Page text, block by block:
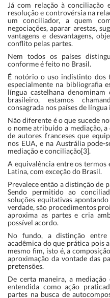
Já com relação à conciliação
resolução e controvérsia na
um conciliador, a quem
negociações, aparar arestas,
vantagens e desvantagens,
conflito pelas partes.
Nem todos os países
conforme é feito no Brasil.
É notório o uso indistinto dos
especialmente na bibliografia
língua castelhana
brasileiro, estamos
consagrada nos países de língua
Não diferente é o que sucede
o nome atribuído a mediação,
de autores franceses que
nos EUA, e na Austrália pode-
mediação e conciliação[3].
A equivalência entre os termos
Latina, com exceção do Brasil.
Prevalece então a distinção de
Sendo permitido ao
soluções equitativas
verdade, são procedimentos
aproxima as partes e cria
possível acordo.
No fundo, a distinção
acadêmica do que prática pois
mesmo fim, isto é, a
aproximação da vontade das
pretensões.
De certa maneira, a
entendida como ação
partes na busca de